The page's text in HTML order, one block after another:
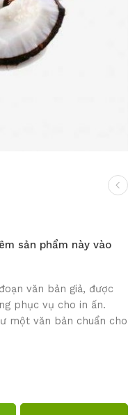
sản phẩm này vào
văn bản giả, được
phục vụ cho in ấn.
một văn bản chuẩn cho